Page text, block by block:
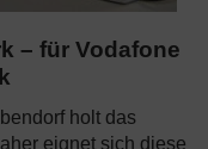
– für Vodafone
holt das
eignet sich diese